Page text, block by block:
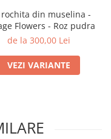
rochita din muselina -
Flowers - Roz pudra
de la 300,00 Lei
VEZI VARIANTE